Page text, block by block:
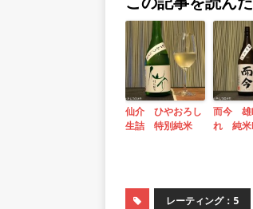
仙介 ひやおろし
生詰 特別純米
而今 雄
れ 純米
レーティング：5